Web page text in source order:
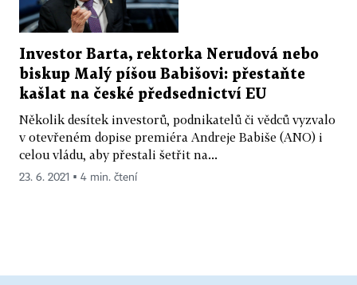
Investor Barta, rektorka Nerudová nebo
biskup Malý píšou Babišovi: přestaňte
kašlat na české předsednictví EU
Několik desítek investorů, podnikatelů či vědců vyzvalo
v otevřeném dopise premiéra Andreje Babiše (ANO) i
celou vládu, aby přestali šetřit na...
23. 6. 2021 ▪ 4 min. čtení